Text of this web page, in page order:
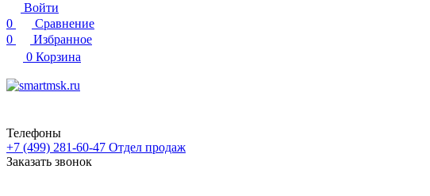
Войти
0
Сравнение
0
Избранное
0 Корзина
Телефоны
+7 (499) 281-60-47 Отдел продаж
Заказать звонок